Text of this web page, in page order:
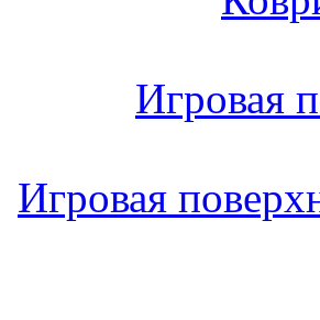
Игровая
Игровая